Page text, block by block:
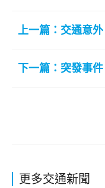
上一篇：交通意
下一篇：突發事
更多交通新聞